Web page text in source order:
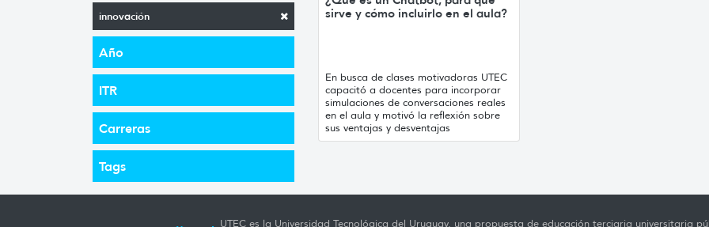
innovación
Año
ITR
Carreras
Tags
sirve y cómo incluirlo en el aula?
En busca de clases motivadoras UTEC
capacitó a docentes para incorporar
simulaciones de conversaciones reales
en el aula y motivó la reflexión sobre
sus ventajas y desventajas
UTEC es la Universidad Tecnológica del Uruguay, una propuesta de educación terciaria universitaria